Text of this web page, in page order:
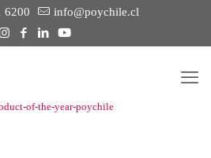
6200 info@poychile.cl